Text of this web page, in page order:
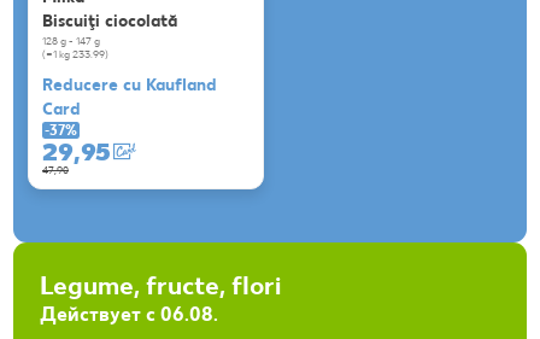
Biscuiţi ciocolată
128 g - 147 g
(=1 kg 233.99)
Reducere cu Kaufland
Card
-37%
29,95
47,90
Legume, fructe, flori
Действует с 06.08.